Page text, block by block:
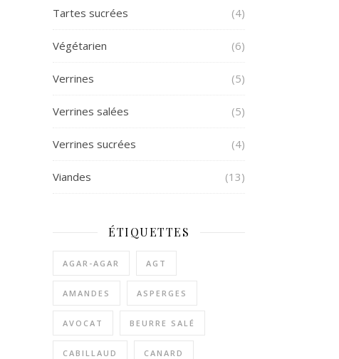
Tartes sucrées (4)
Végétarien (6)
Verrines (5)
Verrines salées (5)
Verrines sucrées (4)
Viandes (13)
ÉTIQUETTES
AGAR-AGAR AGT
AMANDES ASPERGES
AVOCAT BEURRE SALÉ
CABILLAUD CANARD